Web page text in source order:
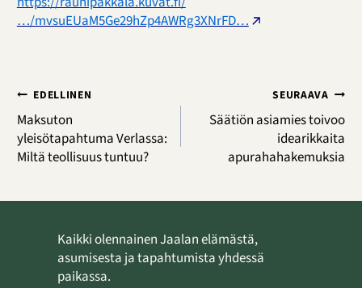
…/mvsuEUaM5Ge29hZp4AWRg3XNrFD…
Artikkelien
selaus
EDELLINEN
Maksuton
yleisötapahtuma Verlassa:
Miltä teollisuus tuntuu?
SEURAAVA
Säätiön asiamies toivoo
idearikkaita
apurahahakemuksia
Kaikki olennainen Jaalan elämästä,
asumisesta ja tapahtumista yhdessä
paikassa.